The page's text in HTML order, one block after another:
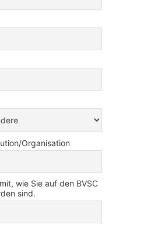
Organisation
wie Sie auf den BVSC
sind.